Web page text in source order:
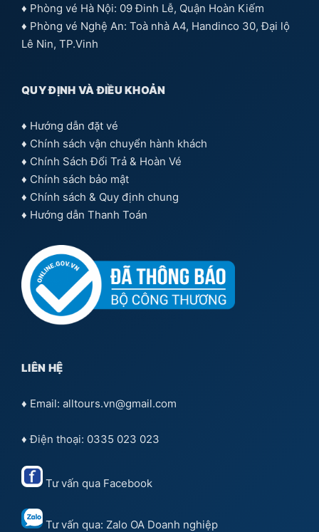
♦ Phòng vé Hà Nội: 09 Đinh Lễ, Quận Hoàn Kiếm
♦ Phòng vé Nghệ An: Toà nhà A4, Handinco 30, Đại lộ
Lê Nin, TP.Vinh
QUY ĐỊNH VÀ ĐIỀU KHOẢN
♦ Hướng dẫn đặt vé
♦ Chính sách vận chuyển hành khách
♦ Chính Sách Đổi Trả & Hoàn Vé
♦ Chính sách bảo mật
♦ Chính sách & Quy định chung
♦ Hướng dẫn Thanh Toán
LIÊN HỆ
♦ Email: alltours.vn@gmail.com
♦ Điện thoại: 0335 023 023
Tư vấn qua Facebook
Tư vấn qua: Zalo OA Doanh nghiệp